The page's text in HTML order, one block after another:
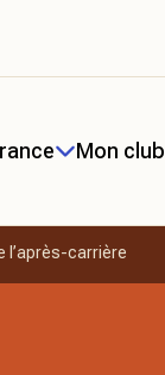
Mon club
l’après-carrière